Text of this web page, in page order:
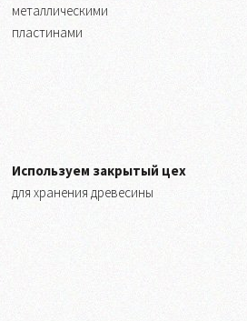
металлическими
пластинами
Используем закрытый цех
для хранения древесины